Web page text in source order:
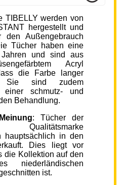
TIBELLY werden von
hergestellt und
Außengebrauch
Tücher haben eine
und sind aus
Acryl
die Farbe langer
Sie sind zudem
einer schmutz- und
Behandlung.
: Tücher der
Qualitätsmarke
hauptsächlich in den
Dies liegt vor
die Kollektion auf den
niederländischen
ist.